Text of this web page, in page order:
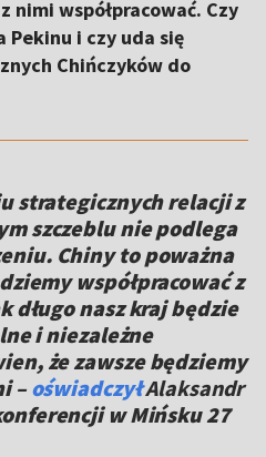
nimi współpracować. Czy
i czy uda się
Chińczyków do
strategicznych relacji z
szczeblu nie podlega
Chiny to poważna
współpracować z
długo nasz kraj będzie
i niezależne
że zawsze będziemy
–oświadczyłAlaksandr
w Mińsku 27